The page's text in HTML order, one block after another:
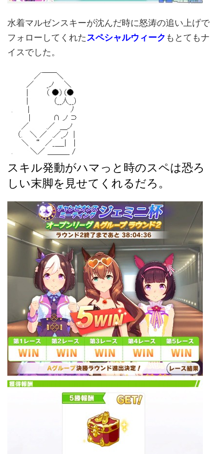
水着マルゼンスキーが沈んだ時に怒涛の追い上げで
フォローしてくれたスペシャルウィーク もとてもナ
イスでした。
スキル発動がハマっと時のスペは恐ろ
しい末脚を見せてくれるだろ。